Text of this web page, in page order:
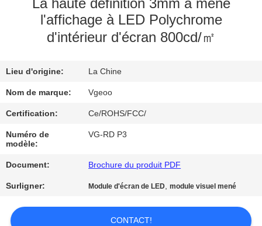
NOUS
VISITE
DE
L'USINE
CONTRÔLE
DE
LA
QUALITÉ
La haute définition 3mm a mené
l'affichage à LED Polychrome
d'intérieur d'écran 800cd/㎡
Lieu d'origine: La Chine
Nom de marque: Vgeoo
Certification: Ce/ROHS/FCC/
Numéro de
modèle:
VG-RD P3
Document: Brochure du produit PDF
Surligner: Module d'écran de LED,module visuel mené
CONTACT!